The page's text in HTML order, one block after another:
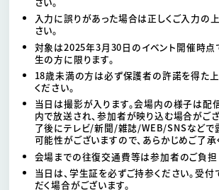
入力に誤りがあった場合は正しくご入力の
さい。
対象は2025年3月30日のイベント開催時点
生の方に限ります。
18歳未満の方は必ず保護者の許諾を得た上
ください。
当日は撮影が入ります。会場内の様子は配
内で放送され、参加者が映り込む場合がござ
了後にテレビ/新聞/雑誌/WEB/SNSなどで
可能性がございますので、あらかじめご了承
会場までの往復交通費等は参加者のご負担
当日は、学生証を必ずご持参ください。受
だく場合がございます。